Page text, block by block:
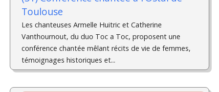
Toulouse
Les chanteuses Armelle Huitric et Catherine
Vanthournout, du duo Toc a Toc, proposent une
conférence chantée mêlant récits de vie de femmes,
témoignages historiques et...